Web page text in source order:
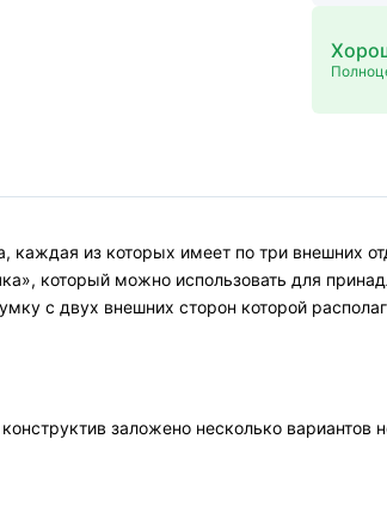
из которых имеет по три внешних
который можно использовать для
с двух внешних сторон которой
заложено несколько вариантов